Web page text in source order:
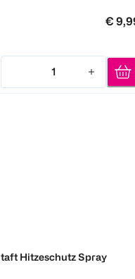
€
1
Quantity: 1
taft Hitzeschutz Spray